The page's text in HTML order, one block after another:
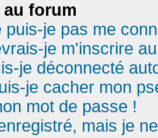
forum
puis-je pas me
je m'inscrire
je déconnecté
je cacher mon
mot de passe !
mais je